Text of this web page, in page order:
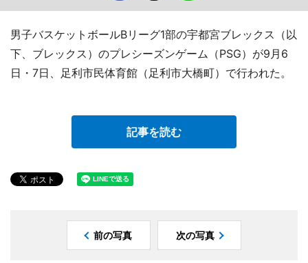
男子バスケットボールBリーグ1部の宇都宮ブレックス（以
下、ブレックス）のプレシーズンゲーム（PSG）が9月6
日・7日、足利市民体育館（足利市大橋町）で行われた。
記事を読む
前の写真 次の写真